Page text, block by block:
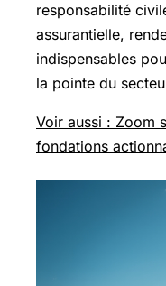
responsabilité
assurantielle,
indispensables
la pointe du
Voir aussi : Zoom
fondations